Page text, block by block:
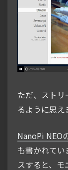
ただ、スト
るように思え
NanoPi NEO
も書かれてい
スすると、モ